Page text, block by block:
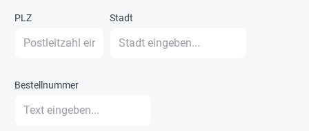
PLZ Stadt
Bestellnummer